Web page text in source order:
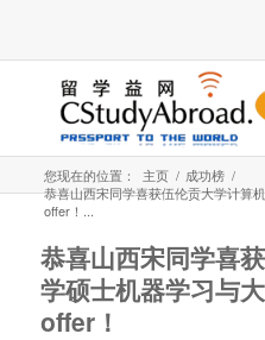
您现在的位置： 主页 / 成功榜 /
恭喜山西宋同学喜获伍伦贡大学计算
offer！...
恭喜山西宋同学喜
学硕士机器学习与
offer！